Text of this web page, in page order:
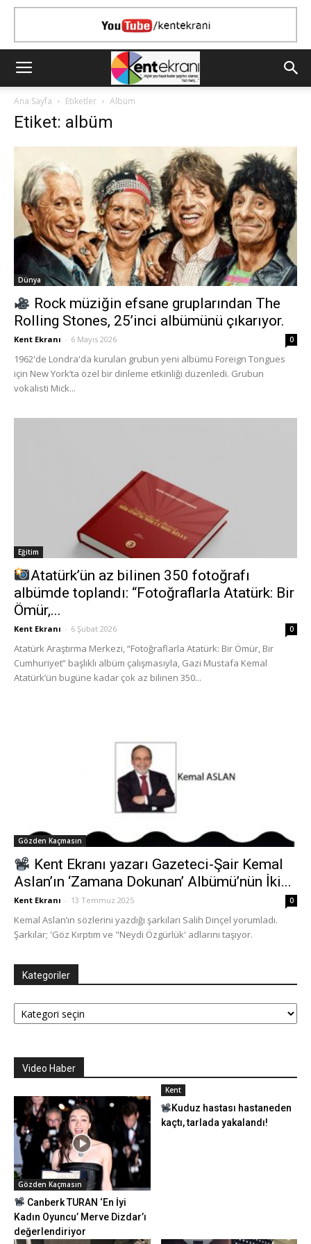
Ana Sayfa Etiketler Albüm
Etiket: albüm
Dünya
Rock müziğin efsane gruplarından The
Rolling Stones, 25’inci albümünü çıkarıyor.
Kent Ekranı - 6 Mayıs 2026 0
1962'de Londra'da kurulan grubun yeni albümü Foreign Tongues
için New York’ta özel bir dinleme etkinliği düzenledi. Grubun
vokalisti Mick...
Eğitim
Atatürk’ün az bilinen 350 fotoğrafı
albümde toplandı: “Fotoğraflarla Atatürk: Bir
Ömür,...
Kent Ekranı - 6 Şubat 2026 0
Atatürk Araştırma Merkezi, “Fotoğraflarla Atatürk: Bir Ömür, Bir
Cumhuriyet” başlıklı albüm çalışmasıyla, Gazi Mustafa Kemal
Atatürk’ün bugüne kadar çok az bilinen 350...
Gözden Kaçmasın
Kent Ekranı yazarı Gazeteci-Şair Kemal
Aslan’ın ‘Zamana Dokunan’ Albümü’nün İki...
Kent Ekranı - 13 Temmuz 2025 0
Kemal Aslan’ın sözlerini yazdığı şarkıları Salih Dinçel yorumladı.
Şarkılar; 'Göz Kırptım ve "Neydi Özgürlük' adlarını taşıyor.
Kategoriler
Kategoriler
Video Haber
Gözden Kaçmasın
Canberk TURAN ‘En İyi
Kadın Oyuncu’ Merve Dizdar’ı
değerlendiriyor
Kent
Kuduz hastası hastaneden
kaçtı, tarlada yakalandı!